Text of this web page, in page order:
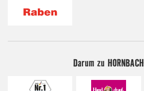
Darum zu HORNBACH